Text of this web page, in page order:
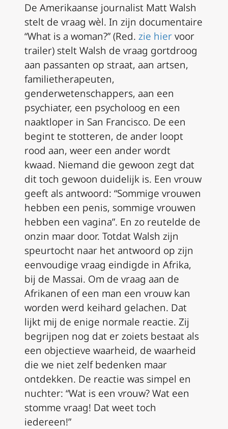
De Amerikaanse journalist Matt Walsh
stelt de vraag wèl. In zijn documentaire
“What is a woman?” (Red. zie hiervoor
trailer) stelt Walsh de vraag gortdroog
aan passanten op straat, aan artsen,
familietherapeuten,
genderwetenschappers, aan een
psychiater, een psycholoog en een
naaktloper in San Francisco. De een
begint te stotteren, de ander loopt
rood aan, weer een ander wordt
kwaad. Niemand die gewoon zegt dat
dit toch gewoon duidelijk is. Een vrouw
geeft als antwoord: “Sommige vrouwen
hebben een penis, sommige vrouwen
hebben een vagina”. En zo reutelde de
onzin maar door. Totdat Walsh zijn
speurtocht naar het antwoord op zijn
eenvoudige vraag eindigde in Afrika,
bij de Massai. Om de vraag aan de
Afrikanen of een man een vrouw kan
worden werd keihard gelachen. Dat
lijkt mij de enige normale reactie. Zij
begrijpen nog dat er zoiets bestaat als
een objectieve waarheid, de waarheid
die we niet zelf bedenken maar
ontdekken. De reactie was simpel en
nuchter: “Wat is een vrouw? Wat een
stomme vraag! Dat weet toch
iedereen!”